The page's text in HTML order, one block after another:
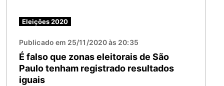
Eleições 2020
Publicado em 25/11/2020 às 20:35
É falso que zonas eleitorais de São
Paulo tenham registrado resultados
iguais